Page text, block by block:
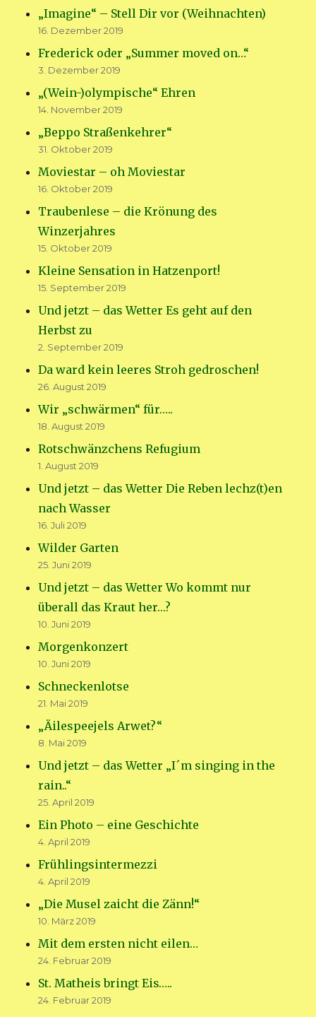
„Imagine“ – Stell Dir vor (Weihnachten)
16. Dezember 2019
Frederick oder „Summer moved on…“
3. Dezember 2019
„(Wein-)olympische“ Ehren
14. November 2019
„Beppo Straßenkehrer“
31. Oktober 2019
Moviestar – oh Moviestar
16. Oktober 2019
Traubenlese – die Krönung des
Winzerjahres
15. Oktober 2019
Kleine Sensation in Hatzenport!
15. September 2019
Und jetzt – das Wetter Es geht auf den
Herbst zu
2. September 2019
Da ward kein leeres Stroh gedroschen!
26. August 2019
Wir „schwärmen“ für…..
18. August 2019
Rotschwänzchens Refugium
1. August 2019
Und jetzt – das Wetter Die Reben lechz(t)en
nach Wasser
16. Juli 2019
Wilder Garten
25. Juni 2019
Und jetzt – das Wetter Wo kommt nur
überall das Kraut her…?
10. Juni 2019
Morgenkonzert
10. Juni 2019
Schneckenlotse
21. Mai 2019
„Äilespeejels Arwet?“
8. Mai 2019
Und jetzt – das Wetter „I´m singing in the
rain..“
25. April 2019
Ein Photo – eine Geschichte
4. April 2019
Frühlingsintermezzi
4. April 2019
„Die Musel zaicht die Zänn!“
10. März 2019
Mit dem ersten nicht eilen…
24. Februar 2019
St. Matheis bringt Eis…..
24. Februar 2019